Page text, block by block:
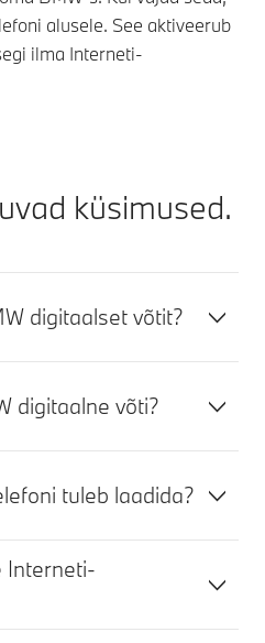
alusele. See aktiveerub
ilma Interneti-
küsimused.
digitaalset võtit?
digitaalne võti?
tuleb laadida?
Interneti-